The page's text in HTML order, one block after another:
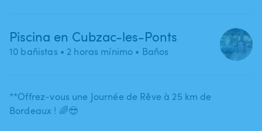
Piscina en Cubzac-les-Ponts
10 bañistas • 2 horas mínimo • Baños
**Offrez-vous une Journée de Rêve à 25 km de
Bordeaux ! 🌈😎